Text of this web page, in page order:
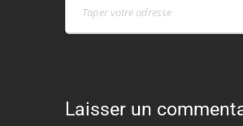
Laisser un